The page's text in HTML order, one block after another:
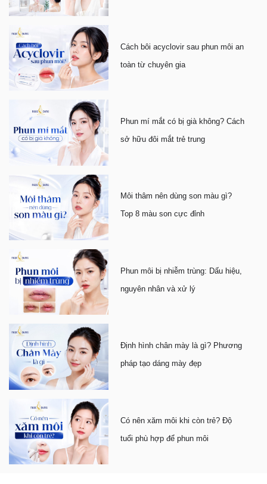
Cách bôi acyclovir sau phun môi an
toàn từ chuyên gia
Phun mí mắt có bị già không? Cách
sở hữu đôi mắt trẻ trung
Môi thâm nên dùng son màu gì?
Top 8 màu son cực đỉnh
Phun môi bị nhiễm trùng: Dấu hiệu,
nguyên nhân và xử lý
Định hình chân mày là gì? Phương
pháp tạo dáng mày đẹp
Có nên xăm môi khi còn trẻ? Độ
tuổi phù hợp để phun môi